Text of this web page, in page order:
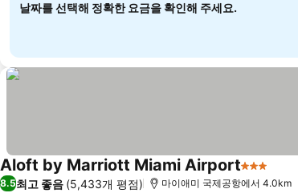
날짜를 선택해 정확한 요금을 확인해 주세요.
Aloft by Marriott Miami Airport3 성급
8.5최고 좋음 (5,433개 평점) 마이애미 국제공항에서 4.0km